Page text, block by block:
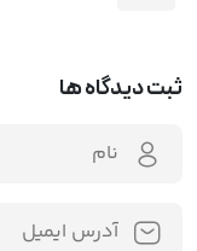
ثبت دیدگاه ها